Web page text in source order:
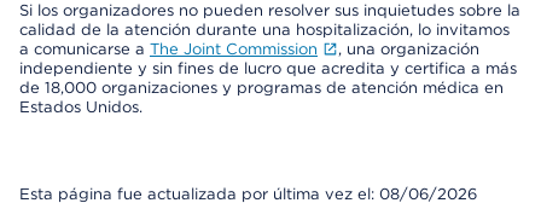
Si los organizadores no pueden resolver sus inquietudes sobre la
calidad de la atención durante una hospitalización, lo invitamos
a comunicarse a The Joint Commission
, una organización
independiente y sin fines de lucro que acredita y certifica a más
de 18,000 organizaciones y programas de atención médica en
Estados Unidos.
Esta página fue actualizada por última vez el: 08/06/2026